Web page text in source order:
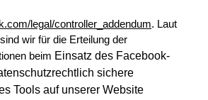
legal/controller_addendum. Laut
wir für die Erteilung der
beim Einsatz des Facebook-
sichere
Tools auf unserer Website